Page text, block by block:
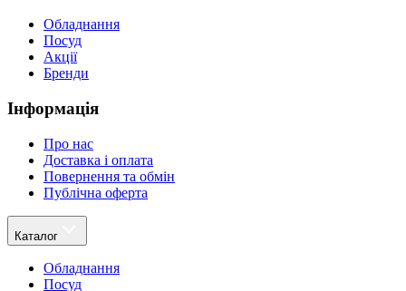
Обладнання
Посуд
Акції
Бренди
Інформація
Про нас
Доставка і оплата
Повернення та обмін
Публічна оферта
Каталог
Обладнання
Посуд